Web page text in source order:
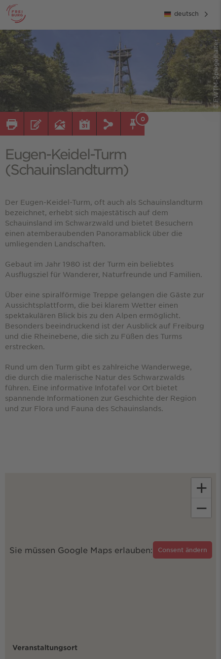
deutsch
© FWTM-Spiegelhalter
0
Eugen-Keidel-Turm
(Schauinslandturm)
Der Eugen-Keidel-Turm, oft auch als Schauinslandturm
bezeichnet, erhebt sich majestätisch auf dem
Schauinsland im Schwarzwald und bietet Besuchern
einen atemberaubenden Panoramablick über die
umliegenden Landschaften.
Gebaut im Jahr 1980 ist der Turm ein beliebtes
Ausflugsziel für Wanderer, Naturfreunde und Familien.
Über eine spiralförmige Treppe gelangen die Gäste zur
Aussichtsplattform, die bei klarem Wetter einen
spektakulären Blick bis zu den Alpen ermöglicht.
Besonders beeindruckend ist der Ausblick auf Freiburg
und die Rheinebene, die sich zu Füßen des Turms
erstrecken.
Rund um den Turm gibt es zahlreiche Wanderwege,
die durch die malerische Natur des Schwarzwalds
führen. Eine informative Infotafel vor Ort bietet
spannende Informationen zur Geschichte der Region
und zur Flora und Fauna des Schauinslands.
Sie müssen Google Maps erlauben: Consent ändern
+
−
Veranstaltungsort